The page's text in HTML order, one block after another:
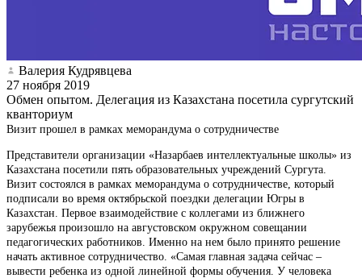
Валерия Кудрявцева
27 ноября 2019
Обмен опытом. Делегация из Казахстана посетила сургутский
кванториум
Визит прошел в рамках меморандума о сотрудничестве
Представители организации «Назарбаев интеллектуальные школы» из
Казахстана посетили пять образовательных учреждений Сургута.
Визит состоялся в рамках меморандума о сотрудничестве, который
подписали во время октябрьской поездки делегации Югры в
Казахстан. Первое взаимодействие с коллегами из ближнего
зарубежья произошло на августовском окружном совещании
педагогических работников. Именно на нем было принято решение
начать активное сотрудничество. «Самая главная задача сейчас –
вывести ребенка из одной линейной формы обучения. У человека